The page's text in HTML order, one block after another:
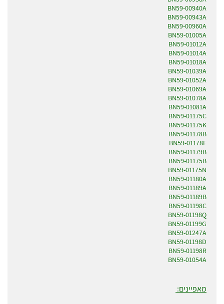
BN59-00940A
BN59-00943A
BN59-00960A
BN59-01005A
BN59-01012A
BN59-01014A
BN59-01018A
BN59-01039A
BN59-01052A
BN59-01069A
BN59-01078A
BN59-01081A
BN59-01175C
BN59-01175K
BN59-01178B
BN59-01178F
BN59-01179B
BN59-01175B
BN59-01175N
BN59-01180A
BN59-01189A
BN59-01189B
BN59-01198C
BN59-01198Q
BN59-01199G
BN59-01247A
BN59-01198D
BN59-01198R
BN59-01054A
מאפיינים: